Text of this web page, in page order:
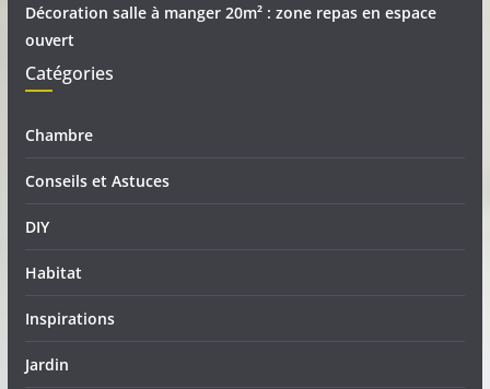
Décoration salle à manger 20m² : zone repas en espace
ouvert
Catégories
Chambre
Conseils et Astuces
DIY
Habitat
Inspirations
Jardin